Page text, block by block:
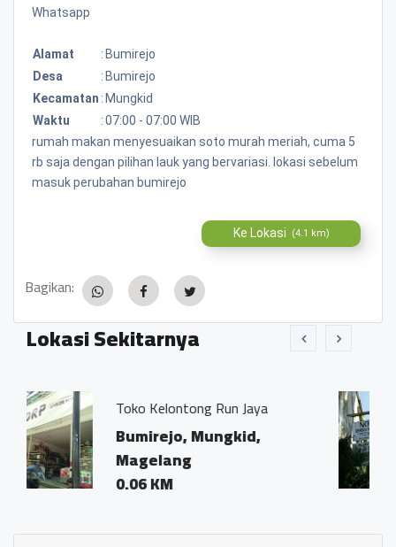
Whatsapp
Alamat : Bumirejo
Desa
: Bumirejo
Kecamatan : Mungkid
Waktu
:07:00 - 07:00 WIB
rumah makan menyesuaikan soto murah meriah, cuma 5
rb saja dengan pilihan lauk yang bervariasi. lokasi sebelum
masuk perubahan bumirejo
Ke Lokasi (4.1 km)
Bagikan:
Lokasi Sekitarnya
Run Jaya
Mungkid,
Kantor
Ivo Marius, SH"
Bumirejo,
Magelang